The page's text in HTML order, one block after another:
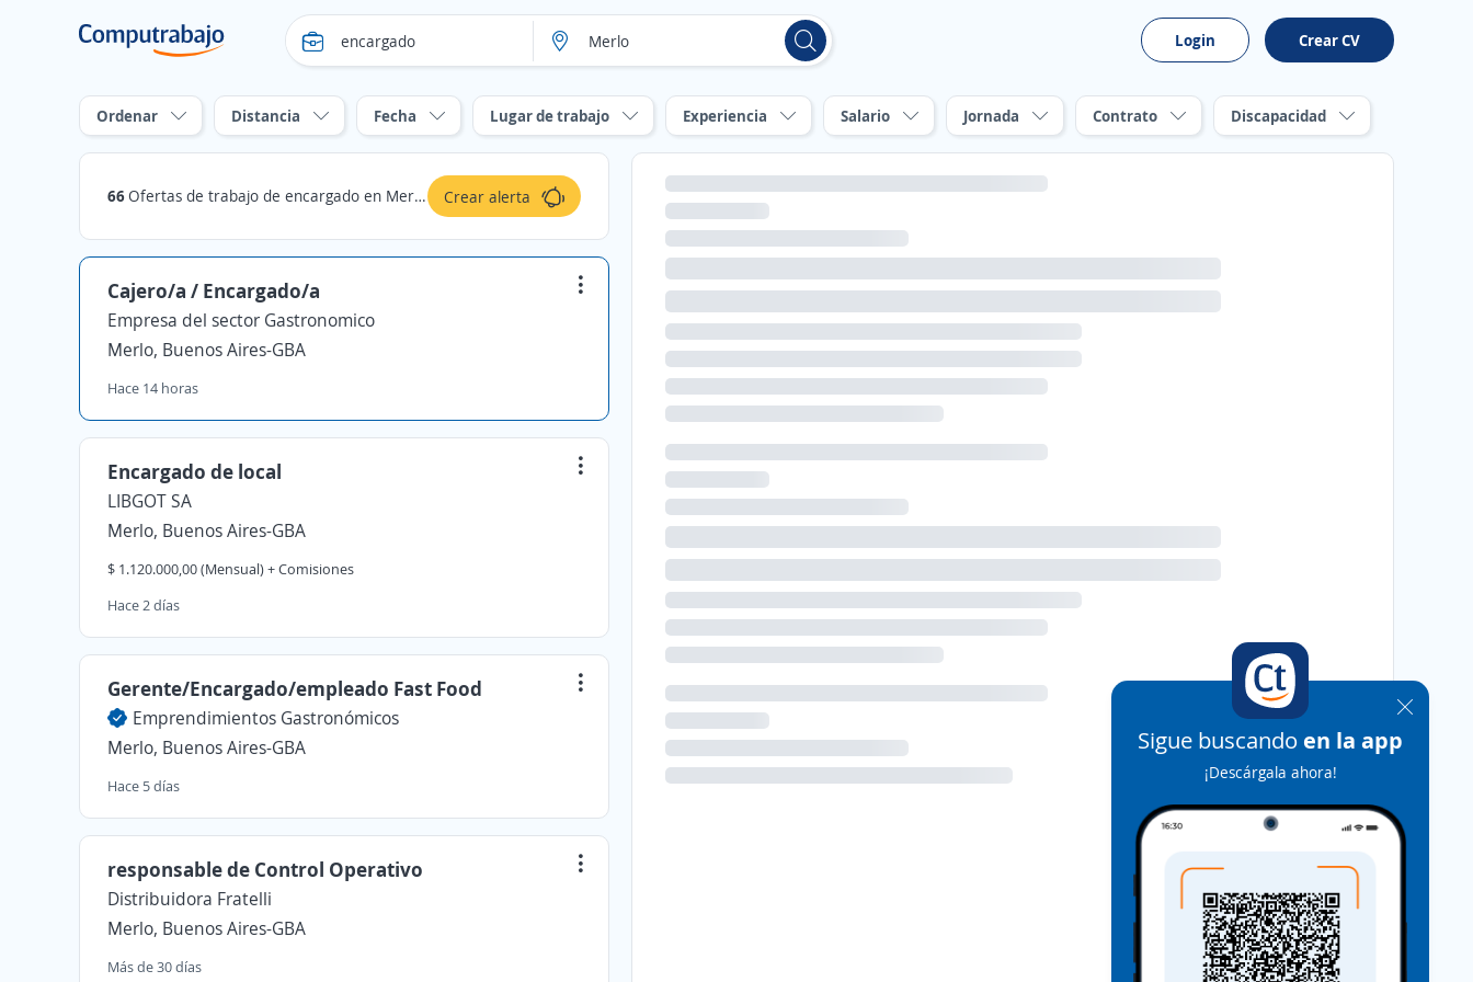
Login Crear CV
Ordenar Distancia Fecha Lugar de trabajo Experiencia Salario Jornada Contrato Discapacidad
66Ofertas de trabajo de encargado en Merlo, Buenos Aires-GBA Crear alerta
Cajero/a / Encargado/a
Empresa del sector Gastronomico
Merlo, Buenos Aires-GBA
Hace 14 horas
Encargado de local
LIBGOT SA
Merlo, Buenos Aires-GBA
$ 1.120.000,00 (Mensual) + Comisiones
Hace 2 días
Gerente/Encargado/empleado Fast Food
Emprendimientos Gastronómicos
Merlo, Buenos Aires-GBA
Hace 5 días
responsable de Control Operativo
Distribuidora Fratelli
Merlo, Buenos Aires-GBA
Más de 30 días
Sigue buscando en la app
¡Descárgala ahora!